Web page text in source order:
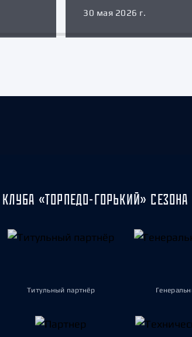
30 мая 2026 г.
«ТОРПЕДО-ГОРЬКИЙ» СЕЗОНА
Титульный партнёр